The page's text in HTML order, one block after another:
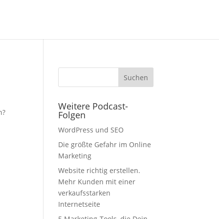
Weitere Podcast-
Folgen
WordPress und SEO
Die größte Gefahr im Online
Marketing
Website richtig erstellen.
Mehr Kunden mit einer
verkaufsstarken
Internetseite